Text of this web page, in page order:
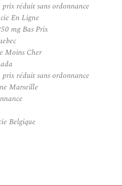
réduit sans ordonnance
En Ligne
mg Bas Prix
Moins Cher
réduit sans ordonnance
Marseille
Belgique